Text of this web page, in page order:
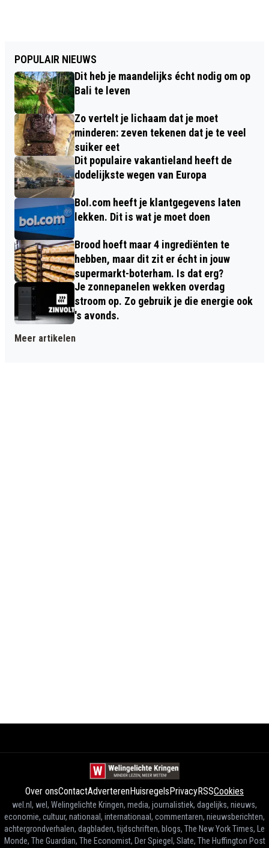
POPULAIR NIEUWS
Dit heb je maandelijks écht nodig om op
Bali te leven
Zo vertelt je lichaam dat je moet
minderen: zeven tekenen dat je te veel
suiker eet
Dit populaire vakantieland heeft de
dodelijkste wegen van Europa
Bol.com heeft je klantgegevens laten
lekken. Dit is wat je moet doen
Brood hoeft maar 4 ingrediënten te
hebben, maar dit zit er écht in jouw
supermarkt-boterham. Is dat erg?
Je zonnepanelen wekken overdag
stroom op. Zo gebruik je die energie ook
's avonds.
Meer artikelen
Over onsContactAdverterenHuisregelsPrivacyRSSCookies
wel.nl, wel, Welingelichte Kringen, media, journalistiek, dagelijks, nieuws,
economie, cultuur, nationaal, internationaal, commentaren, nieuwsberichten,
achtergrondverhalen, dagbladen, tijdschriften, blogs, The New York Times, Le
Monde, The Guardian, The Economist, Der Spiegel, Slate, The Huffington Post